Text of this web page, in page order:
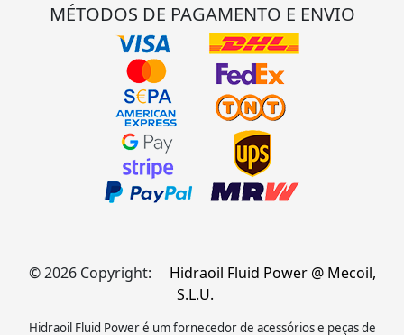
MÉTODOS DE PAGAMENTO E ENVIO
© 2026 Copyright:
Hidraoil Fluid Power @ Mecoil,
S.L.U.
Hidraoil Fluid Power é um fornecedor de acessórios e peças de